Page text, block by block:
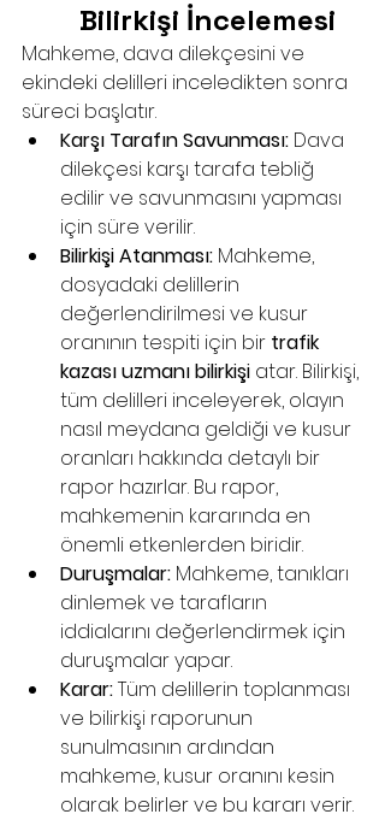
Bilirkişi İncelemesi
Mahkeme, dava dilekçesini ve
ekindeki delilleri inceledikten sonra
süreci başlatır.
Karşı Tarafın Savunması: Dava
dilekçesi karşı tarafa tebliğ
edilir ve savunmasını yapması
için süre verilir.
Bilirkişi Atanması: Mahkeme,
dosyadaki delillerin
değerlendirilmesi ve kusur
oranının tespiti için bir trafik
kazası uzmanı bilirkişi atar. Bilirkişi,
tüm delilleri inceleyerek, olayın
nasıl meydana geldiği ve kusur
oranları hakkında detaylı bir
rapor hazırlar. Bu rapor,
mahkemenin kararında en
önemli etkenlerden biridir.
Duruşmalar: Mahkeme, tanıkları
dinlemek ve tarafların
iddialarını değerlendirmek için
duruşmalar yapar.
Karar: Tüm delillerin toplanması
ve bilirkişi raporunun
sunulmasının ardından
mahkeme, kusur oranını kesin
olarak belirler ve bu kararı verir.